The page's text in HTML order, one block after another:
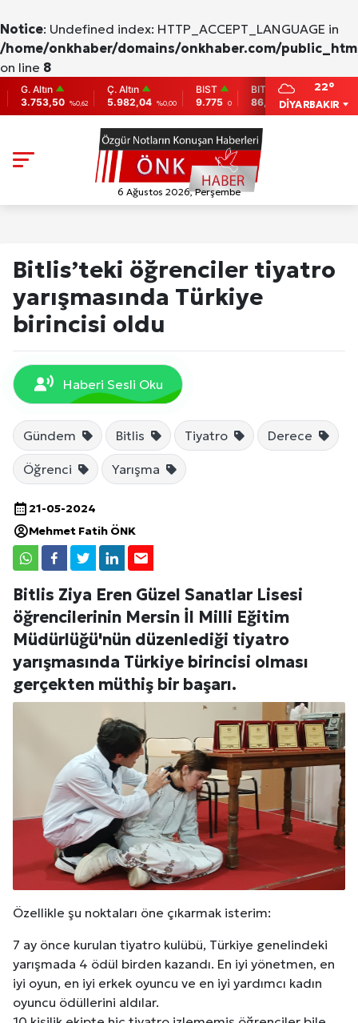
Notice: Undefined index: HTTP_ACCEPT_LANGUAGE in
/home/onkhaber/domains/onkhaber.com/
on line 8
Altın
%0,62
Ç. Altın
5.982,04 %0,00
BIST
9.775
0
BITCOIN
86,956.742
-0.31
2,007.26
DİYARBAKIR
22°
6 Ağustos 2026, Perşembe
Bitlis’teki öğrenciler tiyatro
yarışmasında Türkiye
birincisi oldu
Haberi Sesli Oku
Gündem Bitlis Tiyatro Derece
Öğrenci Yarışma
21-05-2024
Mehmet Fatih ÖNK
Bitlis Ziya Eren Güzel Sanatlar Lisesi
öğrencilerinin Mersin İl Milli Eğitim
Müdürlüğü'nün düzenlediği tiyatro
yarışmasında Türkiye birincisi olması
gerçekten müthiş bir başarı.
Özellikle şu noktaları öne çıkarmak isterim:
7 ay önce kurulan tiyatro kulübü, Türkiye genelindeki
yarışmada 4 ödül birden kazandı. En iyi yönetmen, en
iyi oyun, en iyi erkek oyuncu ve en iyi yardımcı kadın
oyuncu ödüllerini aldılar.